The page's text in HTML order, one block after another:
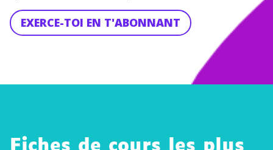
EXERCE-TOI EN T'ABONNANT